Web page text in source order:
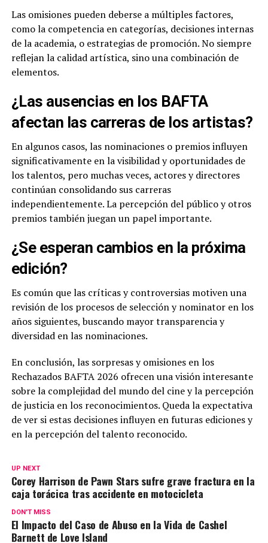
Las omisiones pueden deberse a múltiples factores,
como la competencia en categorías, decisiones internas
de la academia, o estrategias de promoción. No siempre
reflejan la calidad artística, sino una combinación de
elementos.
¿Las ausencias en los BAFTA
afectan las carreras de los artistas?
En algunos casos, las nominaciones o premios influyen
significativamente en la visibilidad y oportunidades de
los talentos, pero muchas veces, actores y directores
continúan consolidando sus carreras
independientemente. La percepción del público y otros
premios también juegan un papel importante.
¿Se esperan cambios en la próxima
edición?
Es común que las críticas y controversias motiven una
revisión de los procesos de selección y nominator en los
años siguientes, buscando mayor transparencia y
diversidad en las nominaciones.
En conclusión, las sorpresas y omisiones en los
Rechazados BAFTA 2026 ofrecen una visión interesante
sobre la complejidad del mundo del cine y la percepción
de justicia en los reconocimientos. Queda la expectativa
de ver si estas decisiones influyen en futuras ediciones y
en la percepción del talento reconocido.
UP NEXT
Corey Harrison de Pawn Stars sufre grave fractura en la
caja torácica tras accidente en motocicleta
DON'T MISS
El Impacto del Caso de Abuso en la Vida de Cashel
Barnett de Love Island